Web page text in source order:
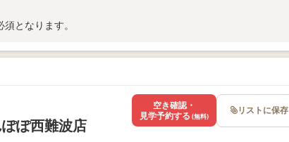
となります。
ぽ西難波店
空き確認・
見学予約する (無料) リストに保存